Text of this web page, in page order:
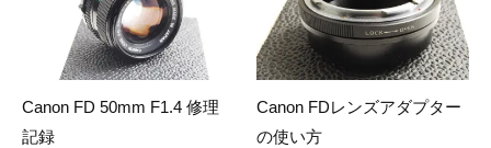
Canon FD 50mm F1.4 修理
記録
Canon FDレンズアダプター
の使い方